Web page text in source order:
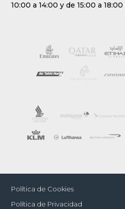
10:00 a 14:00 y de 15:00 a
Política de Cookies
Política de Privacidad